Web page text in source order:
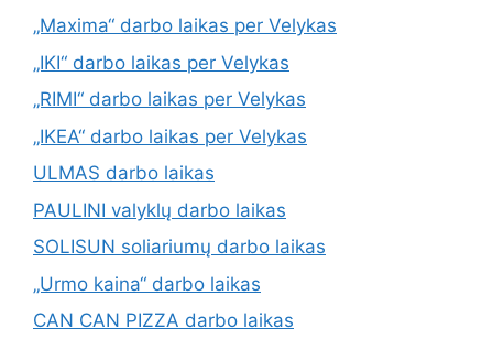
„Maxima“ darbo laikas per Velykas
„IKI“ darbo laikas per Velykas
„RIMI“ darbo laikas per Velykas
„IKEA“ darbo laikas per Velykas
ULMAS darbo laikas
PAULINI valyklų darbo laikas
SOLISUN soliariumų darbo laikas
„Urmo kaina“ darbo laikas
CAN CAN PIZZA darbo laikas